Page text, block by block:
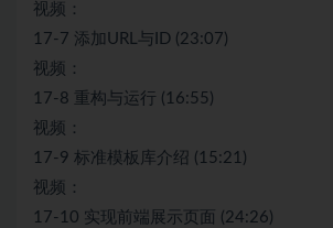
视频：
17-7 添加URL与ID (23:07)
视频：
17-8 重构与运行 (16:55)
视频：
17-9 标准模板库介绍 (15:21)
视频：
17-10 实现前端展示页面 (24:26)